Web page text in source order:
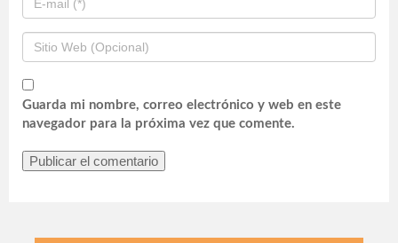
Guarda mi nombre, correo electrónico y web en este
navegador para la próxima vez que comente.